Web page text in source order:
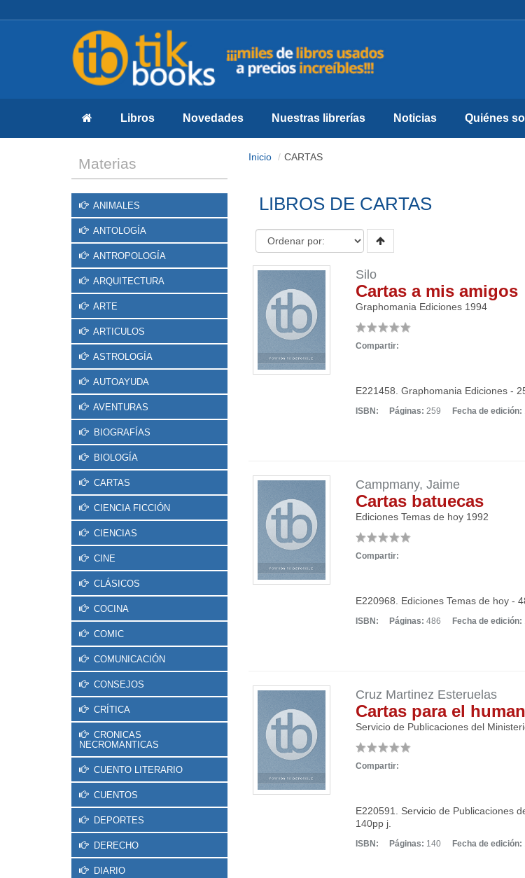
Libros Novedades Nuestras librerías Noticias Quiénes
Materias
ANIMALES
ANTOLOGÍA
ANTROPOLOGÍA
ARQUITECTURA
ARTE
ARTICULOS
ASTROLOGÍA
AUTOAYUDA
AVENTURAS
BIOGRAFÍAS
BIOLOGÍA
CARTAS
CIENCIA FICCIÓN
CIENCIAS
CINE
CLÁSICOS
COCINA
COMIC
COMUNICACIÓN
CONSEJOS
CRÍTICA
CRONICAS
NECROMANTICAS
CUENTO LITERARIO
CUENTOS
DEPORTES
DERECHO
DIARIO
Inicio CARTAS
LIBROS DE CARTAS
Silo
Cartas a mis amigos
Graphomania Ediciones 1994
Compartir:
E221458. Graphomania Ediciones -
ISBN: Páginas: 259 Fecha de edición:
Campmany, Jaime
Cartas batuecas
Ediciones Temas de hoy 1992
Compartir:
E220968. Ediciones Temas de hoy -
ISBN: Páginas: 486 Fecha de edición:
Cruz Martinez Esteruelas
Cartas para el
Servicio de Publicaciones del
Compartir:
E220591. Servicio de Publicaciones
140pp j.
ISBN: Páginas: 140 Fecha de edición: